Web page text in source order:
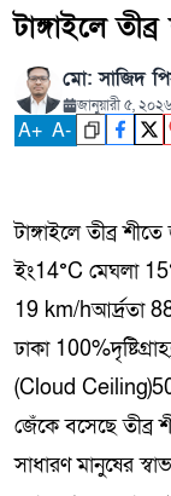
টাঙ্গাইলে
মো: সাজিদ
জানুয়ারী ৫, ২০২৬
A+ A-
টাঙ্গাইলে তীব্র
ইং14°C মেঘলা
19 km/hআর্দ্রতা
ঢাকা
(Cloud
জেঁকে বসেছে তীব্র
সাধারণ মানুষের